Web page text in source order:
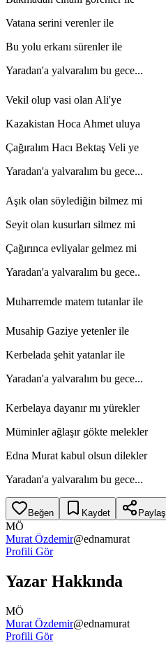
Vatana serini verenler ile
Bu yolu erkanı sürenler ile
Yaradan'a yalvaralım bu gece...
Vekil olup vasi olan Ali'ye
Kazakistan Hoca Ahmet uluya
Çağıralım Hacı Bektaş Veli ye
Yaradan'a yalvaralım bu gece...
Aşık olan söylediğin bilmez mi
Seyit olan kusurları silmez mi
Çağırınca evliyalar gelmez mi
Yaradan'a yalvaralım bu gece..
Muharremde matem tutanlar ile
Musahip Gaziye yetenler ile
Kerbelada şehit yatanlar ile
Yaradan'a yalvaralım bu gece...
Kerbelaya dayanır mı yürekler
Müminler ağlaşır gökte melekler
Edna Murat kabul olsun dilekler
Yaradan'a yalvaralım bu gece...
Beğen Kaydet Paylaş
MÖ
Murat Özdemir@ednamurat
Profili Gör
Yazar Hakkında
MÖ
Murat Özdemir@ednamurat
Profili Gör